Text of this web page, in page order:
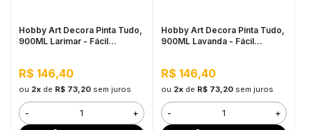
Hobby Art Decora Pinta Tudo,
900ML Larimar - Fácil
R$ 146,40
ou 2xde R$ 73,20 sem juros
- +
Hobby Art Decora Pinta Tudo,
900ML Lavanda - Fácil
R$ 146,40
ou 2xde R$ 73,20 sem juros
- +